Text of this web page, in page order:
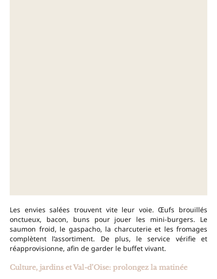
Les envies salées trouvent vite leur voie. Œufs brouillés
onctueux, bacon, buns pour jouer les mini-burgers. Le
saumon froid, le gaspacho, la charcuterie et les fromages
complètent l’assortiment. De plus, le service vérifie et
réapprovisionne, afin de garder le buffet vivant.
Culture, jardins et Val-d’Oise: prolongez la matinée